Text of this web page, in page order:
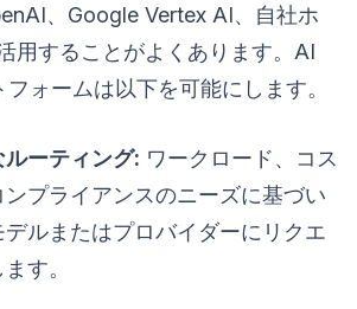
、Google Vertex AI、自社ホ
用することがよくあります。AI
ォームは以下を可能にします。
ーティング: ワークロード、コス
ンプライアンスのニーズに基づい
ルまたはプロバイダーにリクエ
す。